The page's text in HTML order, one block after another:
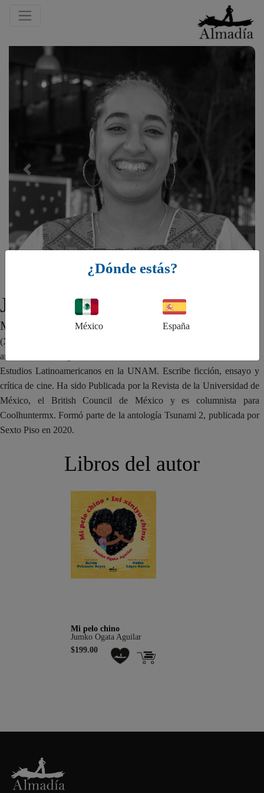
Previous
Jumko Ogata Aguilar
MÉXICO
(Xalapa, 1996). Es escritora y divulgadora afromexicana de
antirracismo. Originaria de Veracruz, estudió la licenciatura en
Estudios Latinoamericanos en la UNAM. Escribe ficción, ensayo y
crítica de cine. Ha sido Publicada por la Revista de la Universidad de
México, el British Council de México y es columnista para
Coolhuntermx. Formó parte de la antología Tsunami 2, publicada por
Sexto Piso en 2020.
Libros del autor
Mi pelo chino
Jumko Ogata Aguilar
$199.00
¿Dónde estás?
México España